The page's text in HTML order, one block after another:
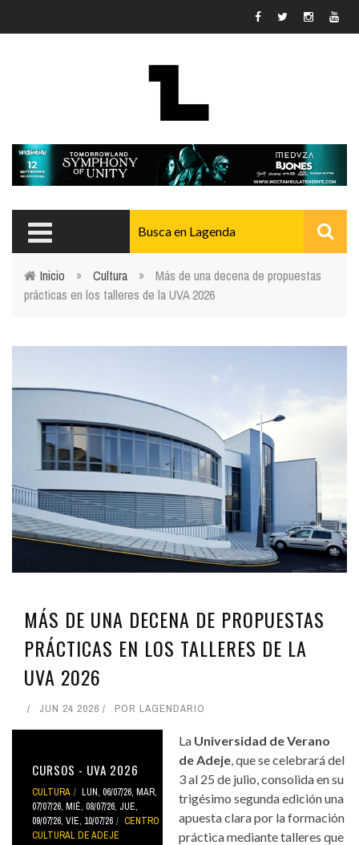
Usted está aquí
Inicio » Cultura »
Más de una decena de propuestas
prácticas en los talleres de la UVA 2026
MÁS DE UNA DECENA DE PROPUESTAS
PRÁCTICAS EN LOS TALLERES DE LA
UVA 2026
JUN 24 2026 POR LAGENDARIO
CURSOS - UVA 2026
CULTURA LUN, 06/07/26, MAR,
07/07/26, MIÉ, 08/07/26, JUE,
09/07/26, VIE, 10/07/26
CENTRO
CULTURAL DE ADEJE
La Universidad de Verano
de Adeje, que se celebrará del
3 al 25 de julio, consolida en su
trigésimo segunda edición una
apuesta clara por la formación
práctica mediante talleres que